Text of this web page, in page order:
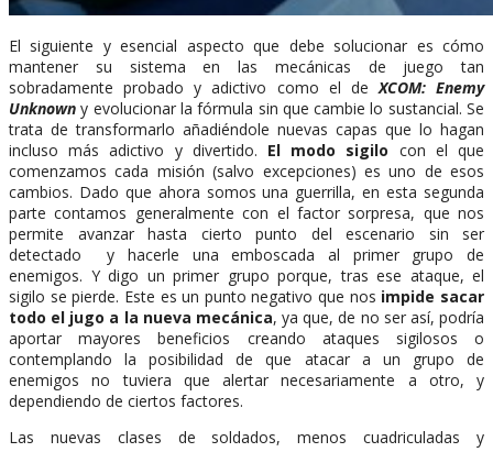
El siguiente y esencial aspecto que debe solucionar es cómo
mantener su sistema en las mecánicas de juego tan
sobradamente probado y adictivo como el de XCOM: Enemy
Unknown y evolucionar la fórmula sin que cambie lo sustancial. Se
trata de transformarlo añadiéndole nuevas capas que lo hagan
incluso más adictivo y divertido. El modo sigilo con el que
comenzamos cada misión (salvo excepciones) es uno de esos
cambios. Dado que ahora somos una guerrilla, en esta segunda
parte contamos generalmente con el factor sorpresa, que nos
permite avanzar hasta cierto punto del escenario sin ser
detectado y hacerle una emboscada al primer grupo de
enemigos. Y digo un primer grupo porque, tras ese ataque, el
sigilo se pierde. Este es un punto negativo que nos impide sacar
todo el jugo a la nueva mecánica, ya que, de no ser así, podría
aportar mayores beneficios creando ataques sigilosos o
contemplando la posibilidad de que atacar a un grupo de
enemigos no tuviera que alertar necesariamente a otro, y
dependiendo de ciertos factores.
Las nuevas clases de soldados, menos cuadriculadas y